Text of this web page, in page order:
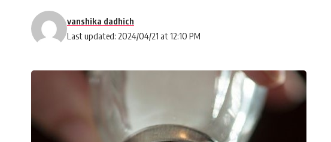
Last updated: 2024/04/21 at 12:10 PM
vanshika dadhich